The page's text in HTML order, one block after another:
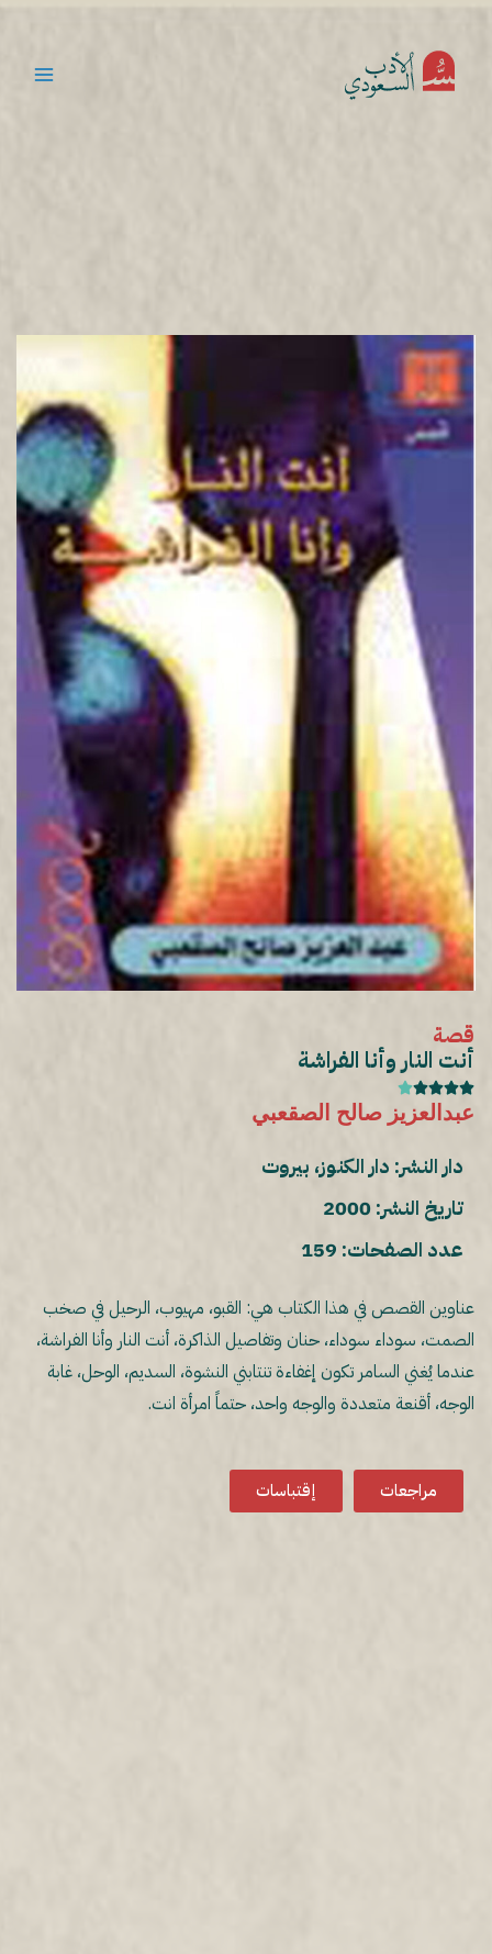
قصة
أنت النار وأنا الفراشة





عبدالعزيز صالح الصقعبي
دار النشر: دار الكنوز، بيروت
تاريخ النشر: 2000
عدد الصفحات: 159
عناوين القصص في هذا الكتاب هي: القبو، مهيوب، الرحيل في صخب
الصمت، سوداء سوداء، حنان وتفاصيل الذاكرة، أنت النار وأنا الفراشة،
عندما يُغني السامر تكون إغفاءة تنتابني النشوة، السديم، الوحل، غابة
الوجه، أقنعة متعددة والوجه واحد، حتماً امرأة انت.
مراجعات إقتباسات